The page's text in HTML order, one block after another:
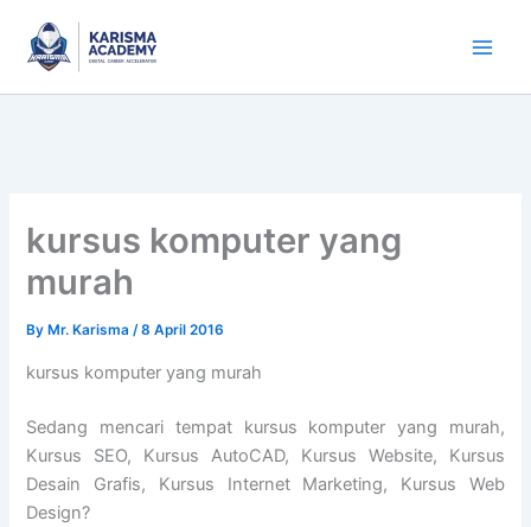
content
kursus komputer yang
murah
By Mr. Karisma/8 April 2016
kursus komputer yang murah
Sedang mencari tempat kursus komputer yang murah,
Kursus SEO, Kursus AutoCAD, Kursus Website, Kursus
Desain Grafis, Kursus Internet Marketing, Kursus Web
Design?